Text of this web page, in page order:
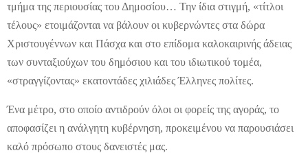
τμήμα της περιουσίας του Δημοσίου… Την ίδια στιγμή, «τίτλοι
τέλους» ετοιμάζονται να βάλουν οι κυβερνώντες στα δώρα
Χριστουγέννων και Πάσχα και στο επίδομα καλοκαιρινής άδειας
των συνταξιούχων του δημόσιου και του ιδιωτικού τομέα,
«στραγγίζοντας» εκατοντάδες χιλιάδες Έλληνες πολίτες.
Ένα μέτρο, στο οποίο αντιδρούν όλοι οι φορείς της αγοράς, το
αποφασίζει η ανάλγητη κυβέρνηση, προκειμένου να παρουσιάσει
καλό πρόσωπο στους δανειστές μας.